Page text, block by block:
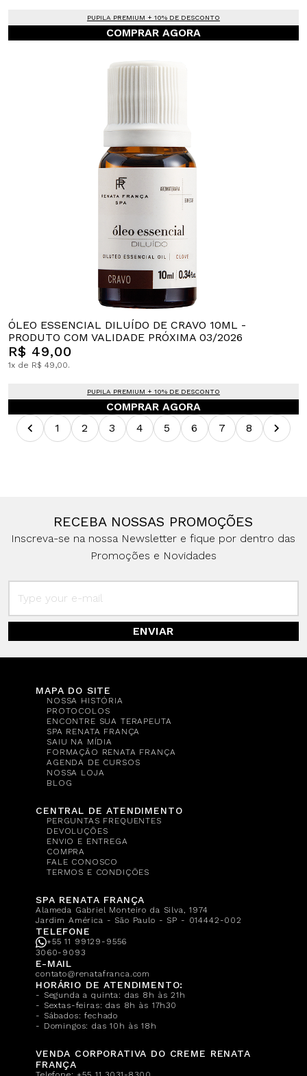
PUPILA PREMIUM + 10% DE DESCONTO
COMPRAR AGORA
ÓLEO ESSENCIAL DILUÍDO DE CRAVO 10ML -
PRODUTO COM VALIDADE PRÓXIMA 03/2026
R$ 49,00
1x de R$ 49,00.
PUPILA PREMIUM + 10% DE DESCONTO
COMPRAR AGORA
1
2 3 4 5 6 7 8
RECEBA NOSSAS PROMOÇÕES
Inscreva-se na nossa Newsletter e fique por dentro das
Promoções e Novidades
ENVIAR
MAPA DO SITE
NOSSA HISTÓRIA
PROTOCOLOS
ENCONTRE SUA TERAPEUTA
SPA RENATA FRANÇA
SAIU NA MÍDIA
FORMAÇÃO RENATA FRANÇA
AGENDA DE CURSOS
NOSSA LOJA
BLOG
CENTRAL DE ATENDIMENTO
PERGUNTAS FREQUENTES
DEVOLUÇÕES
ENVIO E ENTREGA
COMPRA
FALE CONOSCO
TERMOS E CONDIÇÕES
SPA RENATA FRANÇA
Alameda Gabriel Monteiro da Silva, 1974
Jardim América - São Paulo - SP - 014442-002
TELEFONE
+55 11 99129-9556
3060-9093
E-MAIL
contato@renatafranca.com
HORÁRIO DE ATENDIMENTO:
- Segunda a quinta: das 8h às 21h
- Sextas-feiras: das 8h às 17h30
- Sábados: fechado
- Domingos: das 10h às 18h
VENDA CORPORATIVA DO CREME RENATA
FRANÇA